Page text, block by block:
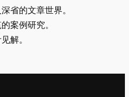
省的文章世界。
案例研究。
解。